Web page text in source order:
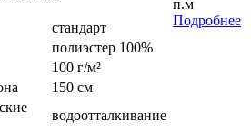
стандарт
полиэстер 100%
100 г/м²
150 см
водоотталкивание
п.м
Подробнее